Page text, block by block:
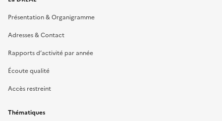
Présentation & Organigramme
Adresses & Contact
Rapports d’activité par année
Écoute qualité
Accès restreint
Thématiques